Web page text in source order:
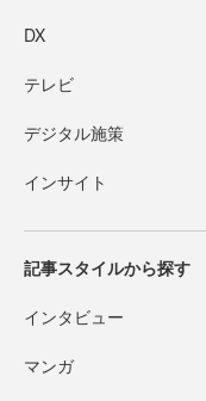
DX
テレビ
デジタル施策
インサイト
記事スタイルから探す
インタビュー
マンガ